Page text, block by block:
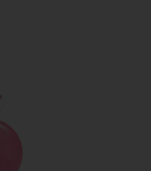
BÁLSAMO LABIAL LIP BUTTER BALM